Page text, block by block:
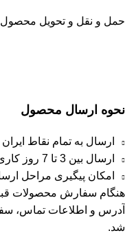
حمل و نقل و تحویل محصول
نحوه ارسال محصول
ارسال به تمام نقاط
ارسال بین 3 تا 7 روز کاری
امکان پیگیری مراحل
هنگام سفارش محصولات
آدرس و اطلاعات تماس،
شد.